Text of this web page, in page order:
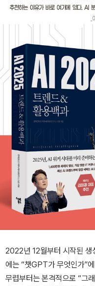
2022년 12월부터 시작된 생
에는 “챗GPT가 무엇인가”
무렵부터는 본격적으로 “그